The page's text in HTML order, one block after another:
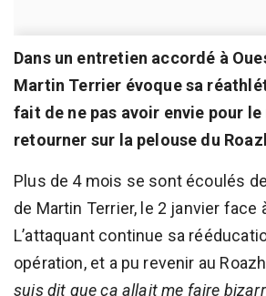
Dans un entretien accordé à
Martin Terrier évoque sa
fait de ne pas avoir envie pour
retourner sur la pelouse du
Plus de 4 mois se sont écoulés
de Martin Terrier, le 2 janvier face
L’attaquant continue sa
opération, et a pu revenir au
suis dit que ça allait me faire